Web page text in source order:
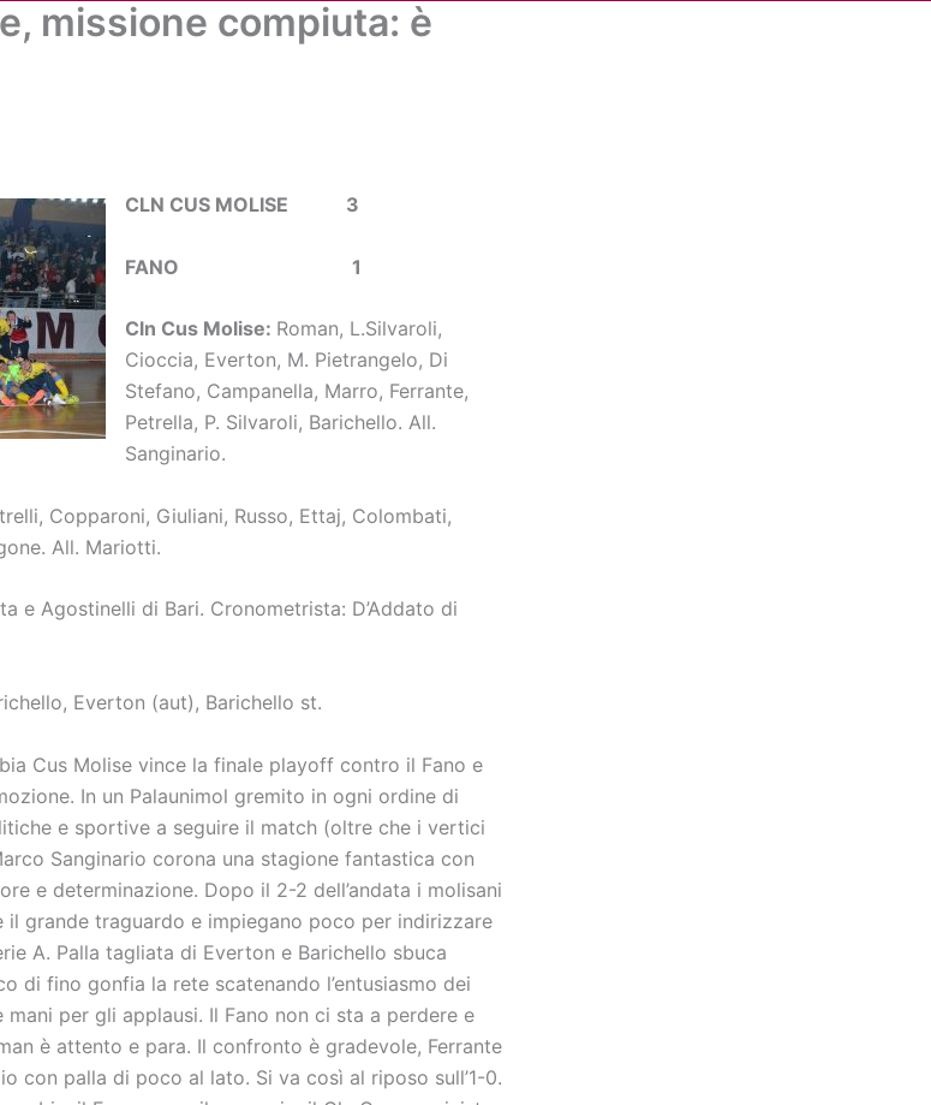
Chi siamo News
missione compiuta: è
CLN CUS MOLISE 3
FANO 1
Cln Cus Molise: Roman, L.Silvaroli,
Cioccia, Everton, M. Pietrangelo, Di
Stefano, Campanella, Marro, Ferrante,
Petrella, P. Silvaroli, Barichello. All.
Sanginario.
Copparoni, Giuliani, Russo, Ettaj, Colombati,
All. Mariotti.
e Agostinelli di Bari. Cronometrista: D’Addato di
Everton (aut), Barichello st.
Cus Molise vince la finale playoff contro il Fano e
In un Palaunimol gremito in ogni ordine di
e sportive a seguire il match (oltre che i vertici
Sanginario corona una stagione fantastica con
e determinazione. Dopo il 2-2 dell’andata i molisani
il grande traguardo e impiegano poco per indirizzare
A. Palla tagliata di Everton e Barichello sbuca
di fino gonfia la rete scatenando l’entusiasmo dei
per gli applausi. Il Fano non ci sta a perdere e
è attento e para. Il confronto è gradevole, Ferrante
con palla di poco al lato. Si va così al riposo sull’1-0.